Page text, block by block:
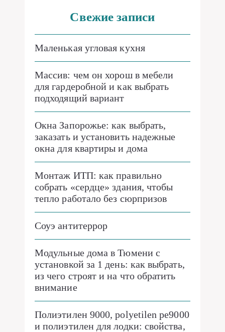
Свежие записи
Маленькая угловая кухня
Массив: чем он хорош в мебели
для гардеробной и как выбрать
подходящий вариант
Окна Запорожье: как выбрать,
заказать и установить надежные
окна для квартиры и дома
Монтаж ИТП: как правильно
собрать «сердце» здания, чтобы
тепло работало без сюрпризов
Соуэ антитеррор
Модульные дома в Тюмени с
установкой за 1 день: как выбрать,
из чего строят и на что обратить
внимание
Полиэтилен 9000, polyetilen pe9000
и полиэтилен для лодки: свойства,